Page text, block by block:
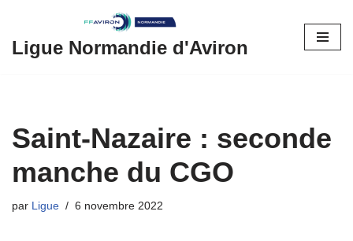
Aller
Ligue Normandie d'Aviron
Saint-Nazaire : seconde
manche du CGO
par Ligue 6 novembre 2022